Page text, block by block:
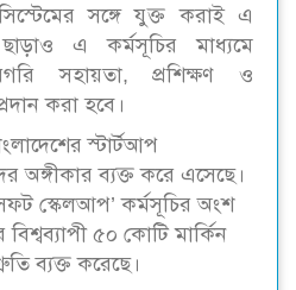
সঙ্গে যুক্ত করাই এ
এ কর্মসূচির মাধ্যমে
সহায়তা, প্রশিক্ষণ ও
করা হবে।
স্টার্টআপ
অঙ্গীকার ব্যক্ত করে এসেছে।
স্কেলআপ’ কর্মসূচির অংশ
৫০ কোটি মার্কিন
ব্যক্ত করেছে।